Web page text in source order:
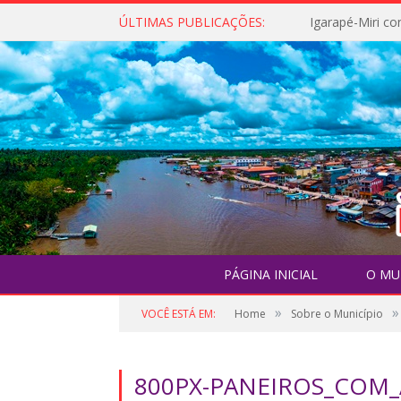
ÚLTIMAS PUBLICAÇÕES:
PÁGINA INICIAL O
VOCÊ ESTÁ EM: Home » Sobre o Município »
800PX-